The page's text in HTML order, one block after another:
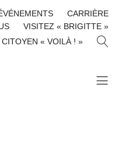
CARRIÈRE
VISITEZ « BRIGITTE »
CITOYEN « VOILÀ ! »
H